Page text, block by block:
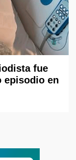
fue
episodio en